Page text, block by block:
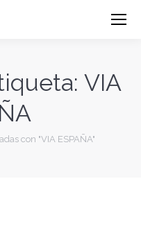
VIA
con "VIA ESPAÑA"